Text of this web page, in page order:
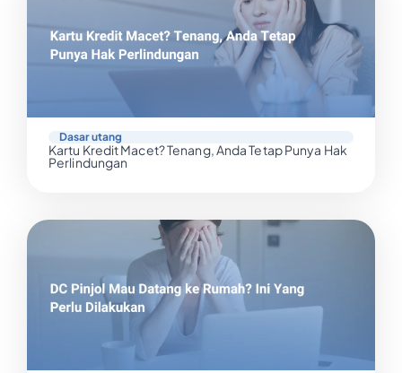
Dasar utang
Kartu Kredit Macet? Tenang, Anda Tetap Punya Hak
Perlindungan